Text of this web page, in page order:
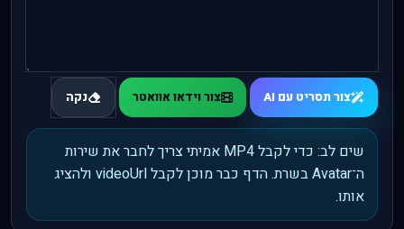
צור תסריט עם AI צור וידאו אוואטר נקה
שים לב: כדי לקבל MP4 אמיתי צריך לחבר את שירות
ה־Avatar בשרת. הדף כבר מוכן לקבל videoUrl ולהציג
אותו.